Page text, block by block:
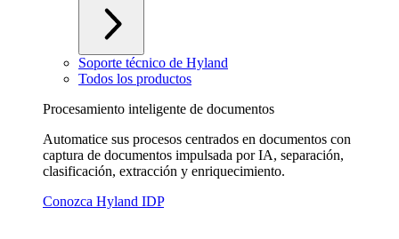
Soporte técnico de Hyland
Todos los productos
Procesamiento inteligente de documentos
Automatice sus procesos centrados en documentos con
captura de documentos impulsada por IA, separación,
clasificación, extracción y enriquecimiento.
Conozca Hyland IDP